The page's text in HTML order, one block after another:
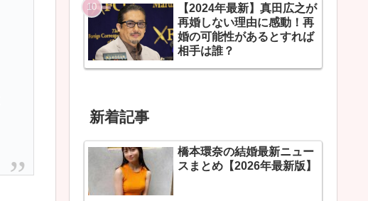
【2024年最新】真田広之が
再婚しない理由に感動！再
婚の可能性があるとすれば
相手は誰？
新着記事
橋本環奈の結婚最新ニュー
スまとめ【2026年最新版】